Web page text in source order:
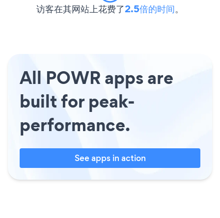
访客在其网站上花费了2.5倍的时间。
All POWR apps are
built for peak-
performance.
See apps in action